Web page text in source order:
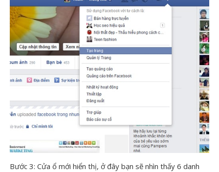
Bước 3: Cửa ổ mới hiển thị, ở đây bạn sẽ nhìn thấy 6 danh